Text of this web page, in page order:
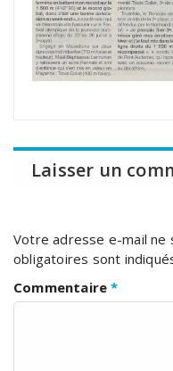
Laisser un
Votre adresse e-mail ne
obligatoires sont
Commentaire*